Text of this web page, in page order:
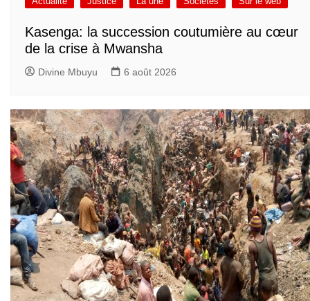
Kasenga: la succession coutumière au cœur
de la crise à Mwansha
Divine Mbuyu 6 août 2026